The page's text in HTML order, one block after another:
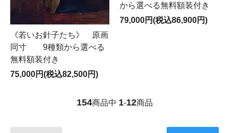
《若いお針子たち》 原画
同寸 9種類から選べる
無料額装付き
75,000円(税込82,500円)
から選べる無料額装付き
79,000円(税込86,900円)
154商品中 1-12商品